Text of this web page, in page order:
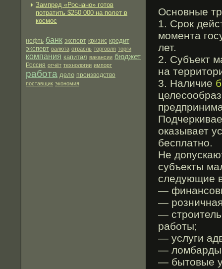
Зампред «Роснано» готов
потратить $250 000 на полет в
космос
нефть банк экспорт кризис кредит
эксперт валюта отрасль торговля торги
компания капитал вакансии бюджет
Россия отчёт технологии импорт
работа дело производство
поставщик экономия
Основные
1. Срок
момента
лет.
2. Субъект
на
3. Наличие
оказывает
бесплатно.
Не
субъекты
следующие
—
—
—
работы;
— услуги
—
— бытовые